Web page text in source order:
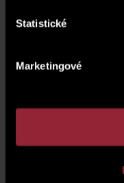
Statistické
Marketingové
Your personal
thePrivacy Policy.